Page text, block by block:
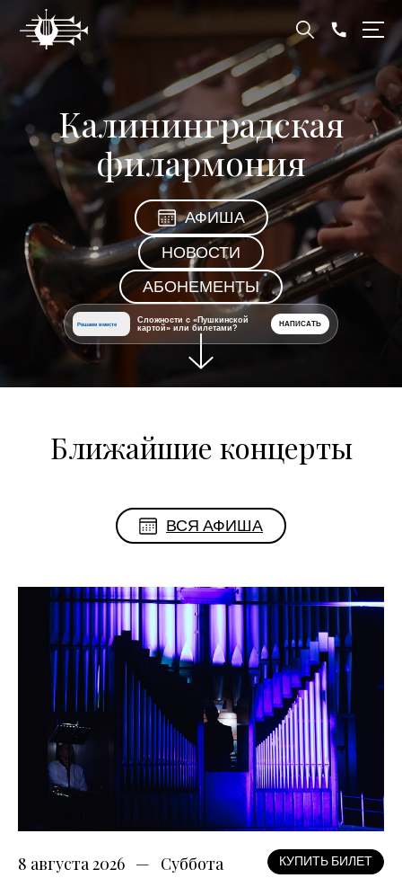
Калининградская
филармония
АФИША
НОВОСТИ
АБОНЕМЕНТЫ
Решаем вместе
Сложности с «Пушкинской
картой» или билетами?
НАПИСАТЬ
Ближайшие концерты
ВСЯ АФИША
8 августа 2026 Суббота КУПИТЬ БИЛЕТ